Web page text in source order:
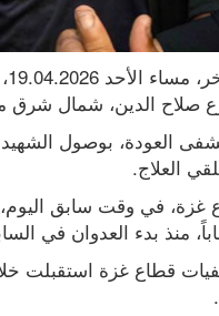
صلاح الدين، شمال
العلاج.